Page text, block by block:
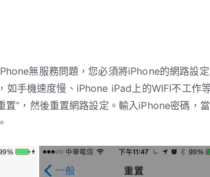
無服務問題，您必須將iPhone的網路設
如手機速度慢、iPhone iPad上的WIFI不工作
置”，然後重置網路設定。輸入iPhone密碼，